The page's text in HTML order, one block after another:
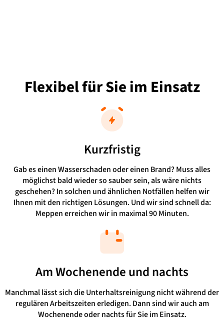
Flexibelfür Sie im Einsatz
Kurzfristig
Gab es einen Wasserschaden oder einen Brand? Muss alles
möglichst bald wieder so sauber sein, als wäre nichts
geschehen? In solchen und ähnlichen Notfällen helfen wir
Ihnen mit den richtigen Lösungen. Und wir sind schnell da:
Meppen erreichen wir in maximal 90 Minuten.
Am Wochenende und nachts
Manchmal lässt sich die Unterhaltsreinigung nicht während der
regulären Arbeitszeiten erledigen. Dann sind wir auch am
Wochenende oder nachts für Sie im Einsatz.